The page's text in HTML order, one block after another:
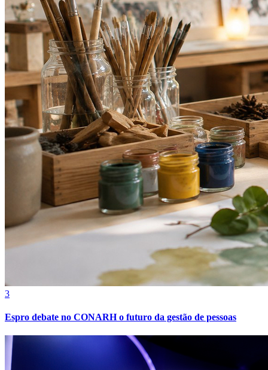
Internacional
3
Espro debate no CONARH o futuro da gestão de pessoas